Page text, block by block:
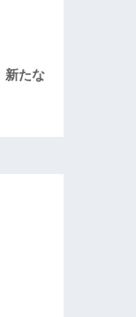
新たな